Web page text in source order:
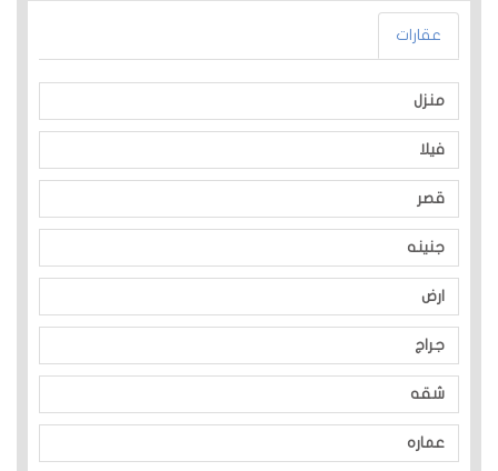
عقارات
منزل
فيلا
قصر
جنينه
ارض
جراج
شقه
عماره